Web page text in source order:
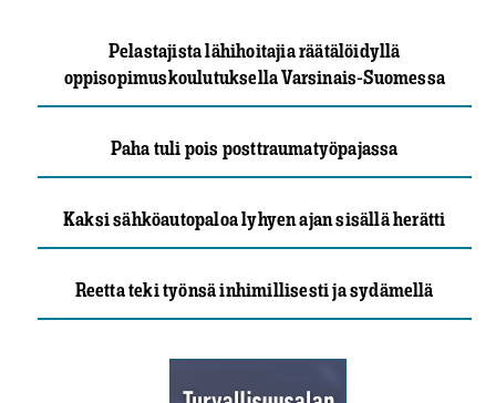
Pelastajista lähihoitajia räätälöidyllä
oppisopimuskoulutuksella Varsinais-Suomessa
Paha tuli pois posttraumatyöpajassa
Kaksi sähköautopaloa lyhyen ajan sisällä herätti
Reetta teki työnsä inhimillisesti ja sydämellä